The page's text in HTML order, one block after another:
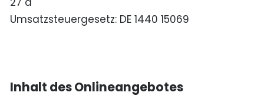
Umsatzsteuergesetz: DE 1440 15069
Inhalt des Onlineangebotes